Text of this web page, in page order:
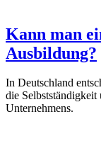
Kann man
Ausbildung?
In Deutschland
die
Unternehmens.